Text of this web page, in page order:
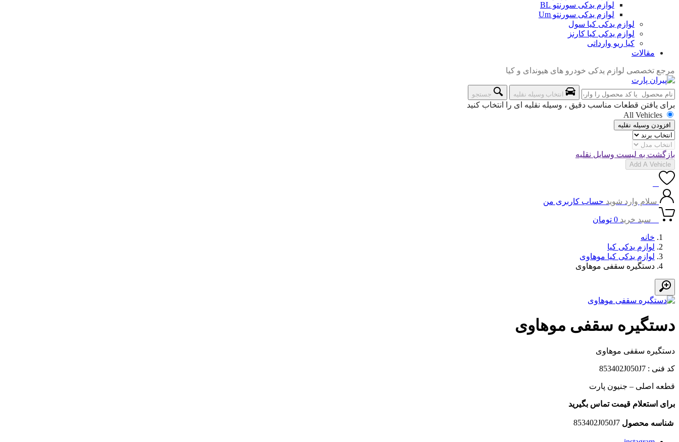
لوازم یدکی سورنتو BL
لوازم یدکی سورنتو Um
لوازم یدکی کیا سول
لوازم یدکی کیا کارنز
کیا ریو وارداتی
مقالات
مرجع تخصصی لوازم یدکی خودرو های هیوندای و کیا
انتخاب وسیله نقلیه جستجو
برای یافتن قطعات مناسب دقیق ، وسیله نقلیه ای را انتخاب کنید
All Vehicles
افزودن وسیله نقلیه
بازگشت به لیست وسایل نقلیه
Add A Vehicle
سلام وارد شوید حساب کاربری من
سبد خرید 0 تومان
خانه
لوازم یدکی کیا
لوازم یدکی کیا موهاوی
دستگیره سقفی موهاوی
دستگیره سقفی موهاوی
دستگیره سقفی موهاوی
کد فنی : 853402J050J7
قطعه اصلی – جنیون پارت
برای استعلام قیمت تماس بگیرید
شناسه محصول 853402J050J7